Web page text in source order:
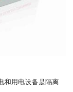
和用电设备是隔离